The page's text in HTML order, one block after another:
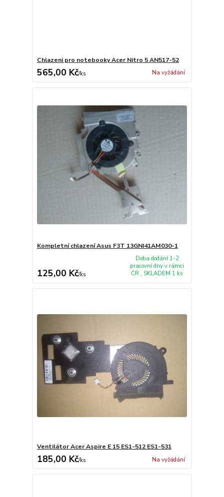
Chlazeni pro notebooky Acer Nitro 5 AN517-52
565,00 Kč/ks Na vyžádání
Kompletní chlazení Asus F3T 13GNI41AM030-1
125,00 Kč/ks
Doba dodání 1-2
pracovní dny v rámci
ČR , SKLADEM 1 ks
Ventilátor Acer Aspire E 15 ES1-512 ES1-531
185,00 Kč/ks Na vyžádání